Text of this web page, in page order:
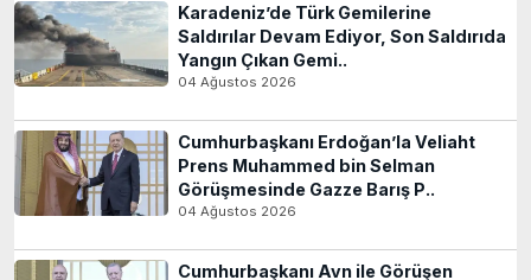
Karadeniz’de Türk Gemilerine
Saldırılar Devam Ediyor, Son Saldırıda
Yangın Çıkan Gemi..
04 Ağustos 2026
Cumhurbaşkanı Erdoğan’la Veliaht
Prens Muhammed bin Selman
Görüşmesinde Gazze Barış P..
04 Ağustos 2026
Cumhurbaşkanı Avn ile Görüşen